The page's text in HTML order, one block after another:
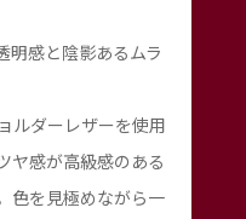
明感と陰影あるムラ
ルダーレザーを使用
ヤ感が高級感のある
色を見極めながら一